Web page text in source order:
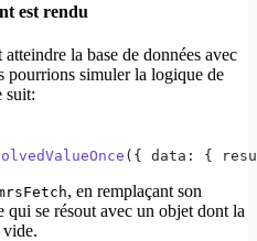
est rendu
la base de données avec
pourrions simuler la logique de
suit:
({ data: {
, en remplaçant son
qui se résout avec un objet dont la
vide.